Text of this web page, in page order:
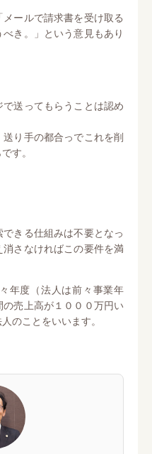
メールで請求書を受け取る
き。」という意見もあり
送ってもらうことは認め
り手の都合っでこれを削
す。
きる仕組みは不要となっ
さなければこの要件を満
年度（法人は前々事業年
売上高が１０００万円い
のことをいいます。